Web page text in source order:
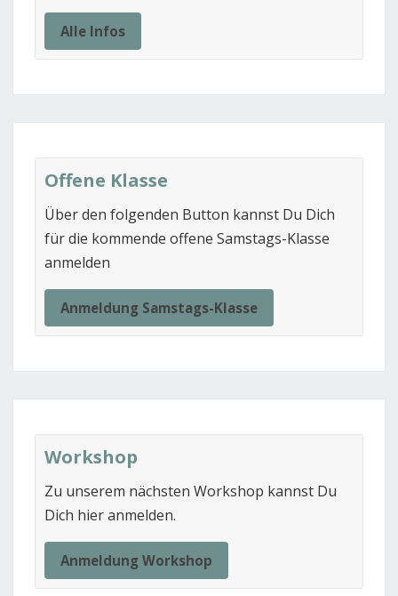
Alle Infos
Offene Klasse
Über den folgenden Button kannst Du Dich
für die kommende offene Samstags-Klasse
anmelden
Anmeldung Samstags-Klasse
Workshop
Zu unserem nächsten Workshop kannst Du
Dich hier anmelden.
Anmeldung Workshop